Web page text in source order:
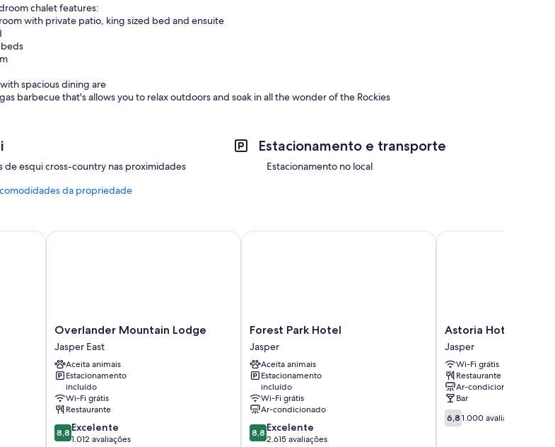
chalet features:
with private patio, king sized bed and ensuite
spacious dining are
barbecue that's allows you to relax outdoors and soak in all the wonder of the Rockies
de esqui cross-country nas proximidades
Estacionamento e transporte
Estacionamento no local
da propriedade
Overlander
Mountain
Lodge
Jasper
East
Overlander Mountain Lodge
Jasper East
Aceita animais
Estacionamento
incluído
Wi-Fi grátis
Restaurante
8.8
de
8,8 Excelente
1.012 avaliações
Overlander Mountain Lodge
Forest
Park
Hotel
Jasper
Forest Park Hotel
Jasper
Aceita animais
Estacionamento
incluído
Wi-Fi grátis
Ar-condicionado
8.8
de
8,8 Excelente
2.615 avaliações
Forest Park Hotel
Astoria
Hotel
Jasper
Astoria Hotel
Jasper
Wi-Fi grátis
Restaurante
Ar-condicionado
Bar
6.8
de
6,8 1.000 avaliações
Astoria Hotel